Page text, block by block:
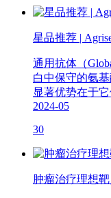
星品推荐 |
通用抗体（
白中保守的氨
显著优势在于
2024-05
30
肿瘤治疗理想